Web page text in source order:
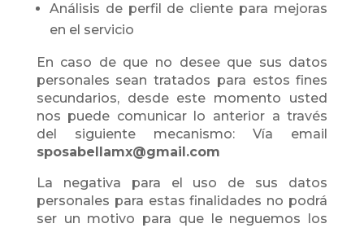
Análisis de perfil de cliente para mejoras
en el servicio
En caso de que no desee que sus datos
personales sean tratados para estos fines
secundarios, desde este momento usted
nos puede comunicar lo anterior a través
del siguiente mecanismo: Vía email
sposabellamx@gmail.com
La negativa para el uso de sus datos
personales para estas finalidades no podrá
ser un motivo para que le neguemos los